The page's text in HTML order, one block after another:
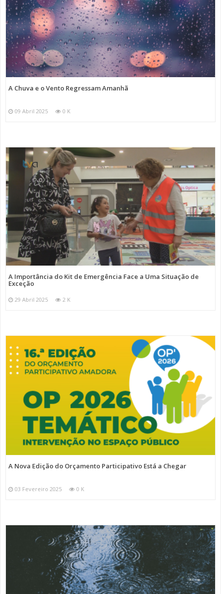
A Chuva e o Vento Regressam Amanhã
09 Abril 2025 0 K
A Importância do Kit de Emergência Face a Uma Situação de
Exceção
29 Abril 2025 2 K
A Nova Edição do Orçamento Participativo Está a Chegar
03 Fevereiro 2025 0 K